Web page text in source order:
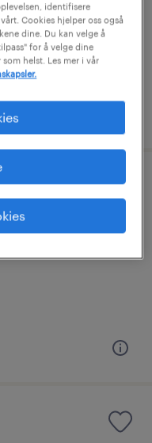
identifisere
Cookies hjelper oss også
dine. Du kan velge å
for å velge dine
helst. Les mer i vår